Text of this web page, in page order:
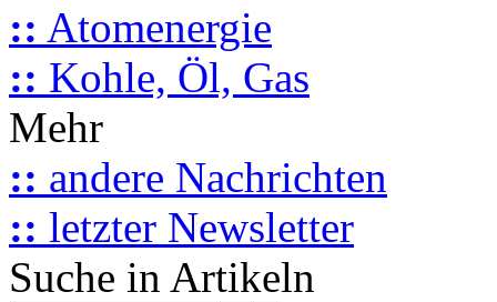
:: Atomenergie
:: Kohle, Öl, Gas
Mehr
:: andere Nachrichten
:: letzter Newsletter
Suche in Artikeln